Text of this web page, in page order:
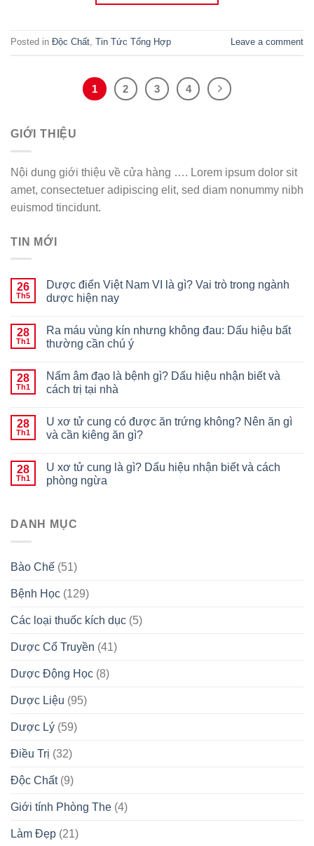
Posted in Độc Chất, Tin Tức Tổng Hợp Leave a comment
1 2 3 4
GIỚI THIỆU
Nội dung giới thiệu về cửa hàng …. Lorem ipsum dolor sit
amet, consectetuer adipiscing elit, sed diam nonummy nibh
euismod tincidunt.
TIN MỚI
26
Th5
Dược điển Việt Nam VI là gì? Vai trò trong ngành
dược hiện nay
28
Th1
Ra máu vùng kín nhưng không đau: Dấu hiệu bất
thường cần chú ý
28
Th1
Nấm âm đạo là bệnh gì? Dấu hiệu nhận biết và
cách trị tại nhà
28
Th1
U xơ tử cung có được ăn trứng không? Nên ăn gì
và cần kiêng ăn gì?
28
Th1
U xơ tử cung là gì? Dấu hiệu nhận biết và cách
phòng ngừa
DANH MỤC
Bào Chế (51)
Bệnh Học (129)
Các loại thuốc kích dục (5)
Dược Cổ Truyền (41)
Dược Động Học (8)
Dược Liệu (95)
Dược Lý (59)
Điều Trị (32)
Độc Chất(9)
Giới tính Phòng The (4)
Làm Đẹp (21)